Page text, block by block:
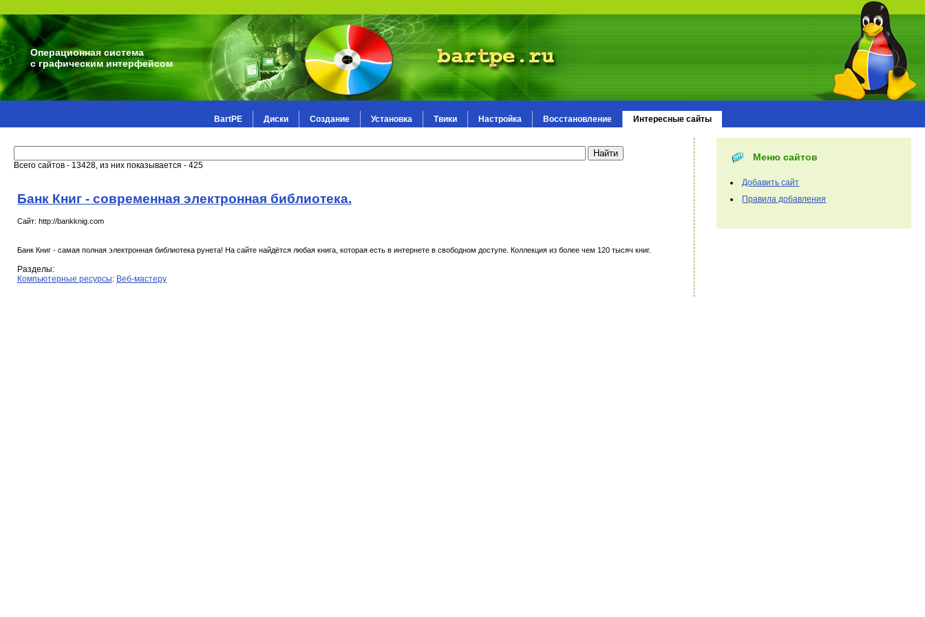
Операционная система
с графическим интерфейсом
BartPE Диски Создание Установка Твики Настройка Восстановление Интересные сайты
Всего сайтов - 13428, из них показывается - 425
Банк Книг - современная электронная библиотека.
Сайт: http://bankknig.com
Банк Книг - самая полная электронная библиотека рунета! На сайте найдётся любая книга, которая есть в интернете в свободном доступе. Коллекция из более чем 120 тысяч книг.
Разделы:
Компьютерные ресурсы: Веб-мастеру
Меню сайтов
Добавить сайт
Правила добавления